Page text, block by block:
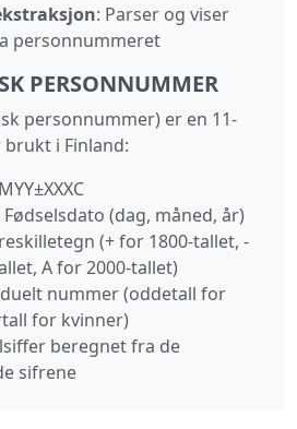
: Parser og viser
personnummeret
PERSONNUMMER
personnummer) er en 11-
i Finland:
Fødselsdato (dag, måned, år)
(+ for 1800-tallet, -
A for 2000-tallet)
nummer (oddetall for
for kvinner)
beregnet fra de
sifrene